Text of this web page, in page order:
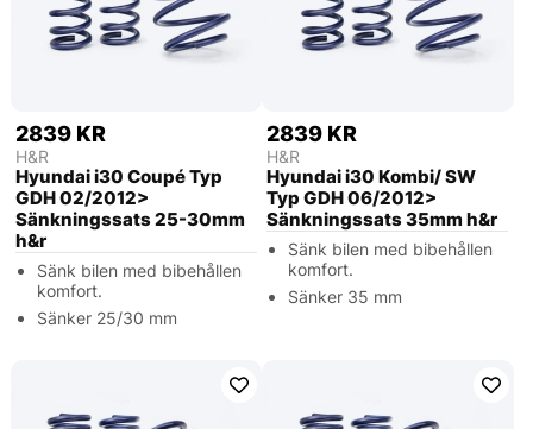
2839 KR
H&R
Hyundai i30 Coupé Typ
GDH 02/2012>
Sänkningssats 25-30mm
h&r
Sänk bilen med bibehållen
komfort.
Sänker 25/30 mm
2839 KR
H&R
Hyundai i30 Kombi/ SW
Typ GDH 06/2012>
Sänkningssats 35mm h&r
Sänk bilen med bibehållen
komfort.
Sänker 35 mm